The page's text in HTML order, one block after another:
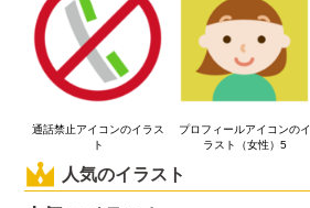
通話禁止アイコンのイラス
ト
プロフィールアイコンのイ
ラスト（女性）5
人気のイラスト